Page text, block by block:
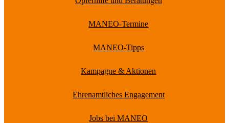
MANEO-Termine
MANEO-Tipps
Kampagne & Aktionen
Ehrenamtliches Engagement
Jobs bei MANEO